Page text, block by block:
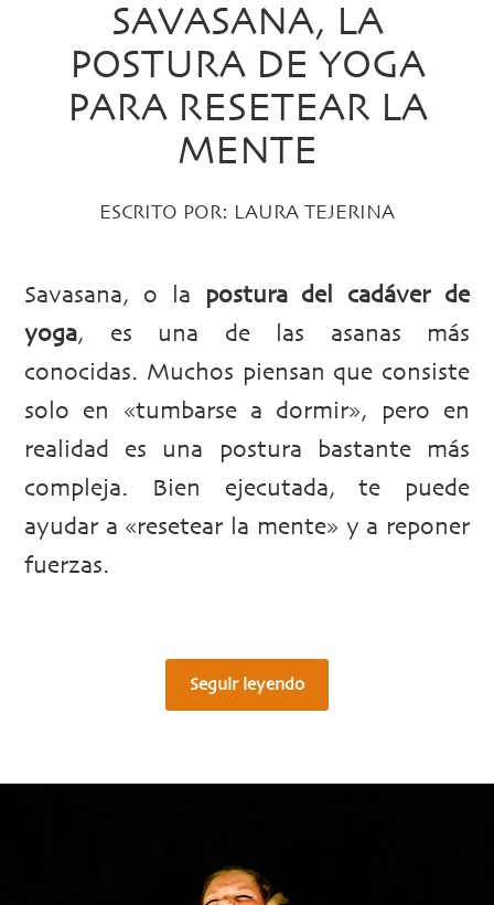
SAVASANA, LA
POSTURA DE YOGA
PARA RESETEAR LA
MENTE
ESCRITO POR: LAURA TEJERINA
Savasana, o la
postura del cadáver de
yoga, es una de las asanas más
conocidas. Muchos piensan que consiste
solo en «tumbarse a dormir», pero en
realidad es una postura bastante más
compleja. Bien ejecutada, te puede
ayudar a «resetear la mente» y a reponer
fuerzas.
Seguir leyendo